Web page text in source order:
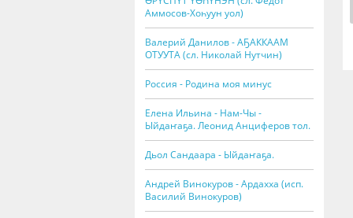
Аммосов-Хоһуун уол)
Валерий Данилов - АҔАККААМ
ОТУУТА (сл. Николай Нутчин)
Россия - Родина моя минус
Елена Ильина - Нам-Чы -
Ыйдаҥаҕа. Леонид Анциферов тол.
Дьол Сандаара - Ыйдаҥаҕа.
Андрей Винокуров - Ардахха (исп.
Василий Винокуров)